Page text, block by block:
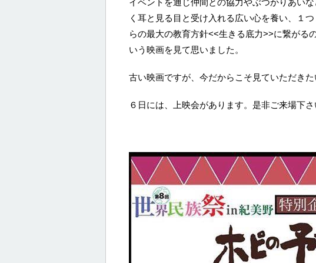
イベントを通じ仲間との協力やぶつかりあい
く耳と見る目と受け入れる広い心を養い、１
らの最大の教育方針<<生きる底力>>に繋がる
いう映画を見て思いました。
古い映画ですが、今だからこそ見ていただきた
６日には、上映会があります。是非ご来場下さ